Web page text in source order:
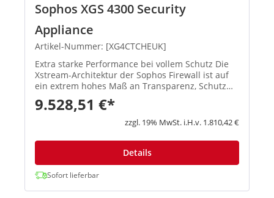
Sophos XGS 4300 Security
Appliance
Artikel-Nummer: [XG4CTCHEUK]
Extra starke Performance bei vollem Schutz Die
Xstream-Architektur der Sophos Firewall ist auf
ein extrem hohes Maß an Transparenz, Schutz
und Performance ausgelegt, damit
Administratoren die größten Herausforderungen
moderner Netzwerke spielend meis...
9.528,51 €*
zzgl. 19% MwSt. i.H.v. 1.810,42 €
Details
Sofort lieferbar